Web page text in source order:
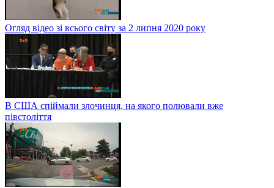
Огляд відео зі всього світу за 2 липня 2020 року
В США спіймали злочинця, на якого полювали вже
півстоліття